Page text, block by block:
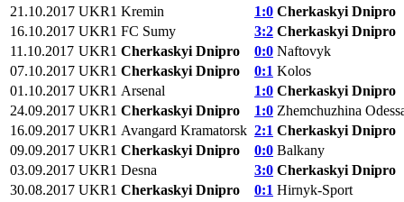
21.10.2017 UKR1 Kremin 1:0 Cherkaskyi Dnipro
16.10.2017 UKR1 FC Sumy 3:2 Cherkaskyi Dnipro
11.10.2017 UKR1 Cherkaskyi Dnipro 0:0 Naftovyk
07.10.2017 UKR1 Cherkaskyi Dnipro 0:1 Kolos
01.10.2017 UKR1 Arsenal 1:0 Cherkaskyi Dnipro
24.09.2017 UKR1 Cherkaskyi Dnipro 1:0 Zhemchuzhina
16.09.2017 UKR1 Avangard Kramatorsk 2:1 Cherkaskyi Dnipro
09.09.2017 UKR1 Cherkaskyi Dnipro 0:0 Balkany
03.09.2017 UKR1 Desna 3:0 Cherkaskyi Dnipro
30.08.2017 UKR1 Cherkaskyi Dnipro 0:1 Hirnyk-Sport